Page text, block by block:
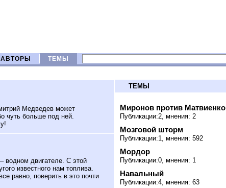
АВТОРЫ ТЕМЫ
Медведев может
чуть больше под ней.
водном двигателе. С этой
известного нам топлива.
равно, поверить в это почти
ТЕМЫ
Миронов против Матвиенко
Публикации:2, мнения: 2
Мозговой шторм
Публикации:1, мнения: 592
Мордор
Публикации:0, мнения: 1
Навальный
Публикации:4, мнения: 63